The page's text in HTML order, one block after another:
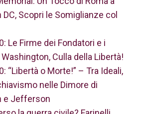
Scopri le Somiglianze col
Le Firme dei Fondatori e i
Culla della Libertà!
“Libertà o Morte!” – Tra Ideali,
nelle Dimore di
e Jefferson